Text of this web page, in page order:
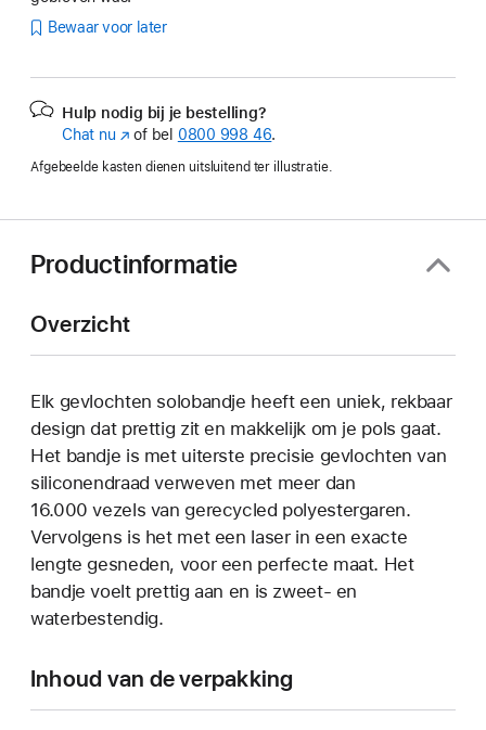
Bewaar voor later
Hulp nodig bij je bestelling?
Chat nu (Wordt
nieuw
geopend)
of bel 0800 998 46.
Afgebeelde kasten dienen uitsluitend ter illustratie.
Productinformatie
Overzicht
Elk gevlochten solobandje heeft een uniek, rekbaar
design dat prettig zit en makkelijk om je pols gaat.
Het bandje is met uiterste precisie gevlochten van
siliconendraad verweven met meer dan
16.000 vezels van gerecycled polyestergaren.
Vervolgens is het met een laser in een exacte
lengte gesneden, voor een perfecte maat. Het
bandje voelt prettig aan en is zweet- en
waterbestendig.
Inhoud van de verpakking